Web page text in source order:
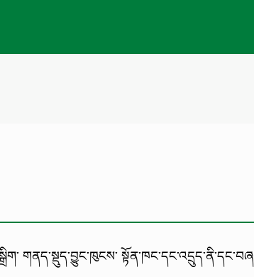
གནད་སྡུད་བྱུང་ཁུངས་